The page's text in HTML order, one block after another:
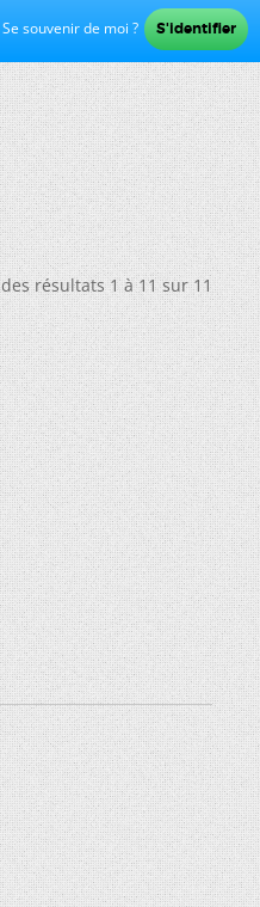
souvenir de moi ?
résultats 1 à 11 sur 11